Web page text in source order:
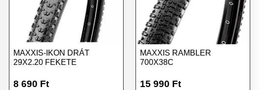
MAXXIS-IKON DRÁT
29X2.20 FEKETE
8 690 Ft
MAXXIS RAMBLER
700X38C
15 990 Ft